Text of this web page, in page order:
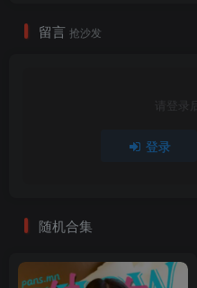
铭铭 Kizami – NO.019 fantia 11
铭铭 Kizami – NO.016 fantia8月
铭铭 Kizami – NO.014 湿.的JK
铭铭 Kizami – NO.011 小天使
铭铭 Kizami – NO.009 前辈S大课
留言 抢沙发
请登录
登录
随机合集